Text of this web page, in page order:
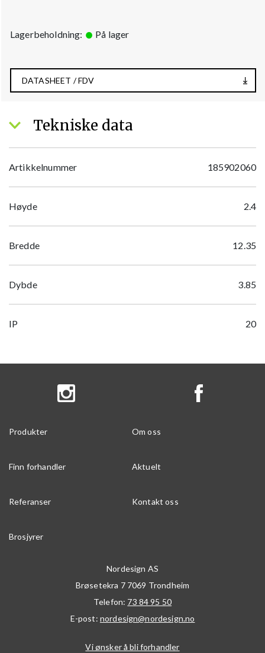
Lagerbeholdning: På lager
DATASHEET / FDV
Tekniske data
Artikkelnummer 185902060
Høyde 2.4
Bredde 12.35
Dybde 3.85
IP 20
Produkter Om oss
Finn forhandler Aktuelt
Referanser Kontakt oss
Brosjyrer
Nordesign AS
Brøsetekra 7 7069 Trondheim
Telefon: 73 84 95 50
E-post: nordesign@nordesign.no
Vi ønsker å bli forhandler